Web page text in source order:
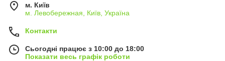
м. Київ
м. Левобережная, Київ, Україна
Контакти
Сьогодні працює з 10:00 до 18:00
Показати весь графік роботи